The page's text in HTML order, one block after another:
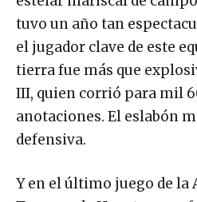
tuvo un año tan
el jugador clave de este
tierra fue más que
III, quien corrió para mil
anotaciones. El eslabón
defensiva.
Y en el último juego de la